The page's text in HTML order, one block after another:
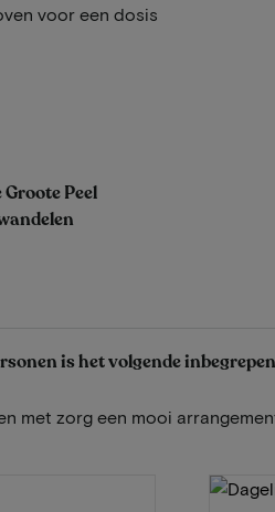
voor een dosis
Peel
is het volgende
met zorg een mooi